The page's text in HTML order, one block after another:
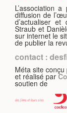
L’association
diffusion de
d’actualiser
Straub et
sur internet le
de publier la
contact :
Méta site
et réalisé par
soutien de